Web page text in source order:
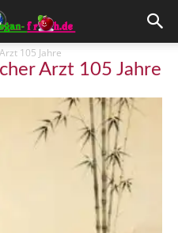
105 Jahre
Arzt 105 Jahre